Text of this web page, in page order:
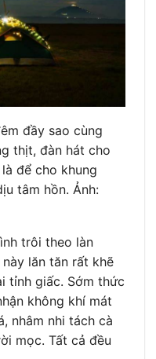
đầy sao cùng
thịt, đàn hát cho
để cho khung
tâm hồn. Ảnh:
trôi theo làn
lăn tăn rất khẽ
tỉnh giấc. Sớm thức
không khí mát
nhâm nhi tách cà
mọc. Tất cả đều